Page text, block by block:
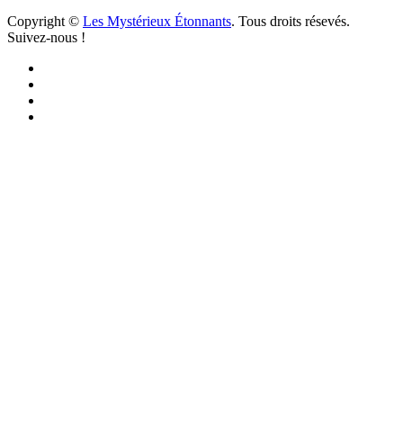
Copyright © Les Mystérieux Étonnants. Tous droits résevés.
Suivez-nous !